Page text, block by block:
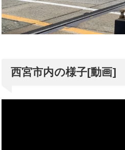
西宮市内の様子[動画]